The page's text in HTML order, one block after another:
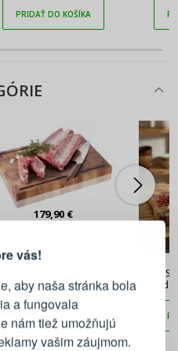
vás!
aby naša stránka bola
a fungovala
nám tiež umožňujú
vašim záujmom.
PRIDAŤ DO KOŠÍKA
179,90 €
dreva s drážkou
na šťavy
REGISTRÁCIA
svojmu účtu